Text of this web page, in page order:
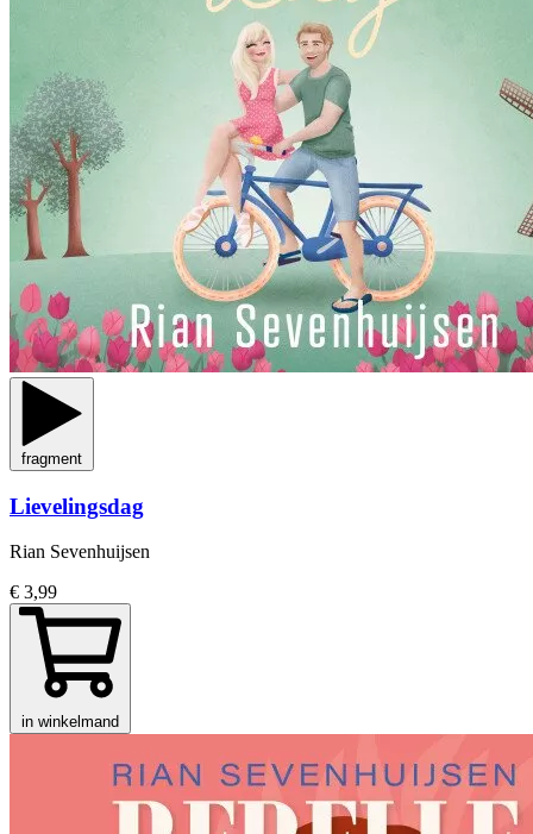
fragment
Lievelingsdag
Rian Sevenhuijsen
€ 3,99
in winkelmand